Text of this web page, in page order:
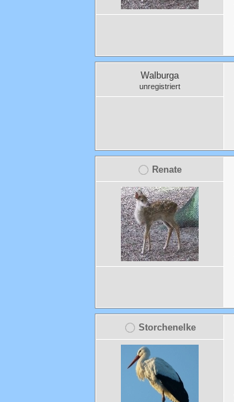
Walburga
unregistriert
Renate
Storchenelke